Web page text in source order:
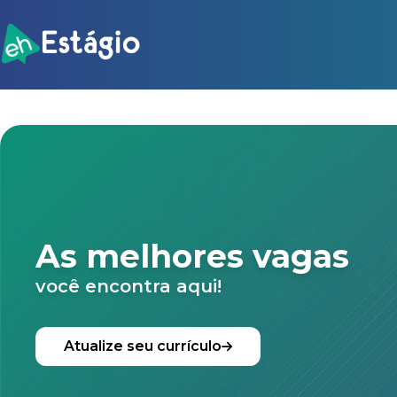
As melhores vagas
você encontra aqui!
Atualize seu currículo